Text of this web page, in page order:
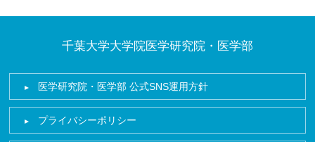
千葉大学大学院医学研究院・医学部
医学研究院・医学部 公式SNS運用方針
プライバシーポリシー